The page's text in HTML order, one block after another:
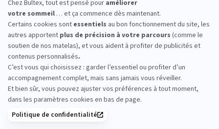
Iligo.
LA HALLE AU SOMMEIL
LANDERNEAU : essayez
avant d’acheter
Le meilleur moyen de choisir, c’est d’essayer.
Passez en magasin, allongez‑vous quelques
minutes sur plusieurs matelas et comparez les
sensations. Prenez votre temps pour valider le
confort qui vous convient.